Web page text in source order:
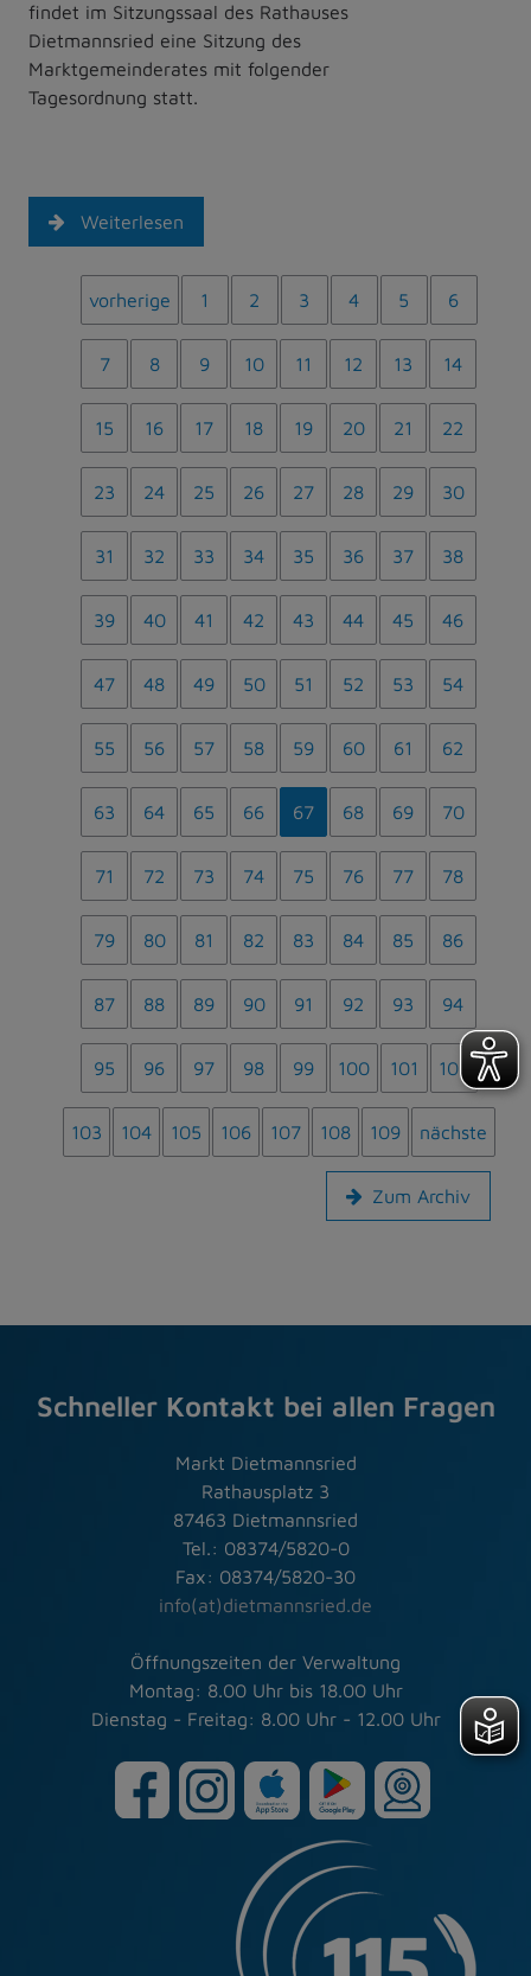
findet im Sitzungssaal des Rathauses
Dietmannsried eine Sitzung des
Marktgemeinderates mit folgender
Tagesordnung statt.
Weiterlesen
vorherige 1 2 3 4 5 6
7 8 9 10 11 12 13 14
15 16 17 18 19 20 21 22
23 24 25 26 27 28 29 30
31 32 33 34 35 36 37 38
39 40 41 42 43 44 45 46
47 48 49 50 51 52 53 54
55 56 57 58 59 60 61 62
63 64 65 66 67 68 69 70
71 72 73 74 75 76 77 78
79 80 81 82 83 84 85 86
87 88 89 90 91 92 93 94
95 96 97 98 99 100 101 102
103 104 105 106 107 108 109 nächste
Zum Archiv
Schneller Kontakt bei allen Fragen
Markt Dietmannsried
Rathausplatz 3
87463 Dietmannsried
Tel.: 08374/5820-0
Fax: 08374/5820-30
info(at)dietmannsried.de
Öffnungszeiten der Verwaltung
Montag: 8.00 Uhr bis 18.00 Uhr
Dienstag - Freitag: 8.00 Uhr - 12.00 Uhr